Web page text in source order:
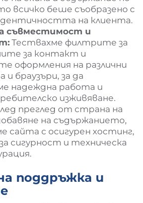
всичко беше съобразено с
на клиента.
съвместимост и
Тествахме филтрите за
за контакт и
оформления на различни
браузъри, за да
надеждна работа и
изживяване.
преглед от страна на
на съдържанието,
сайта с осигурен хостинг,
сигурност и техническа
поддръжка и